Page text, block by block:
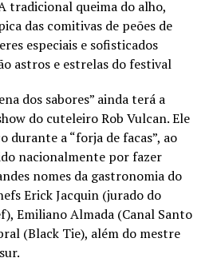
tradicional queima do alho,
das comitivas de peões de
especiais e sofisticados
astros e estrelas do festival
dos sabores” ainda terá a
do cuteleiro Rob Vulcan. Ele
durante a “forja de facas”, ao
nacionalmente por fazer
nomes da gastronomia do
Erick Jacquin (jurado do
Emiliano Almada (Canal Santo
(Black Tie), além do mestre